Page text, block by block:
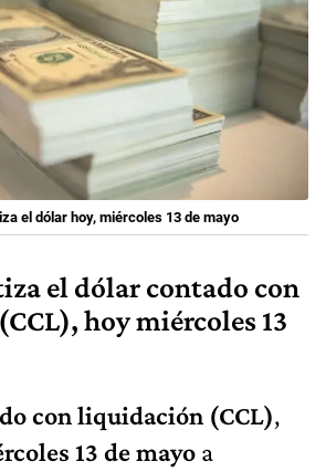
el dólar hoy, miércoles 13 de mayo
el dólar contado con
hoy miércoles 13
con liquidación (CCL),
13 de mayo a